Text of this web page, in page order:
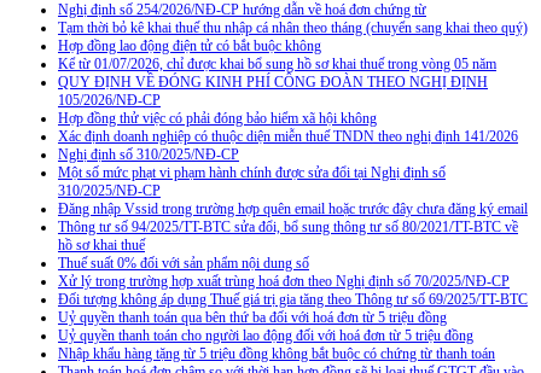
Nghị định số 254/2026/NĐ-CP hướng dẫn về hoá đơn chứng từ
Tạm thời bỏ kê khai thuế thu nhập cá nhân theo tháng (chuyển sang khai theo quý)
Hợp đồng lao động điện tử có bắt buộc không
Kể từ 01/07/2026, chỉ được khai bổ sung hồ sơ khai thuế trong vòng 05 năm
QUY ĐỊNH VỀ ĐÓNG KINH PHÍ CÔNG ĐOÀN THEO NGHỊ ĐỊNH
105/2026/NĐ-CP
Hợp đồng thử việc có phải đóng bảo hiểm xã hội không
Xác định doanh nghiệp có thuộc diện miễn thuế TNDN theo nghị định 141/2026
Nghị định số 310/2025/NĐ-CP
Một số mức phạt vi phạm hành chính được sửa đổi tại Nghị định số
310/2025/NĐ-CP
Đăng nhập Vssid trong trường hợp quên email hoặc trước đây chưa đăng ký email
Thông tư số 94/2025/TT-BTC sửa đổi, bổ sung thông tư số 80/2021/TT-BTC về
hồ sơ khai thuế
Thuế suất 0% đối với sản phẩm nội dung số
Xử lý trong trường hợp xuất trùng hoá đơn theo Nghị định số 70/2025/NĐ-CP
Đối tượng không áp dụng Thuế giá trị gia tăng theo Thông tư số 69/2025/TT-BTC
Uỷ quyền thanh toán qua bên thứ ba đối với hoá đơn từ 5 triệu đồng
Uỷ quyền thanh toán cho người lao động đối với hoá đơn từ 5 triệu đồng
Nhập khẩu hàng tặng từ 5 triệu đồng không bắt buộc có chứng từ thanh toán